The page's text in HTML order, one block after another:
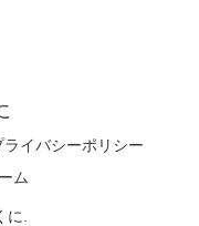
ライバシーポリシー
ム
.